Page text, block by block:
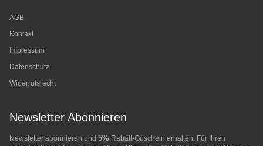
AGB
Kontakt
Impressum
Datenschutz
Widerrufsrecht
Newsletter Abonnieren
Newsletter abonnieren und 5% Rabatt-Guschein erhalten. Für Ihren